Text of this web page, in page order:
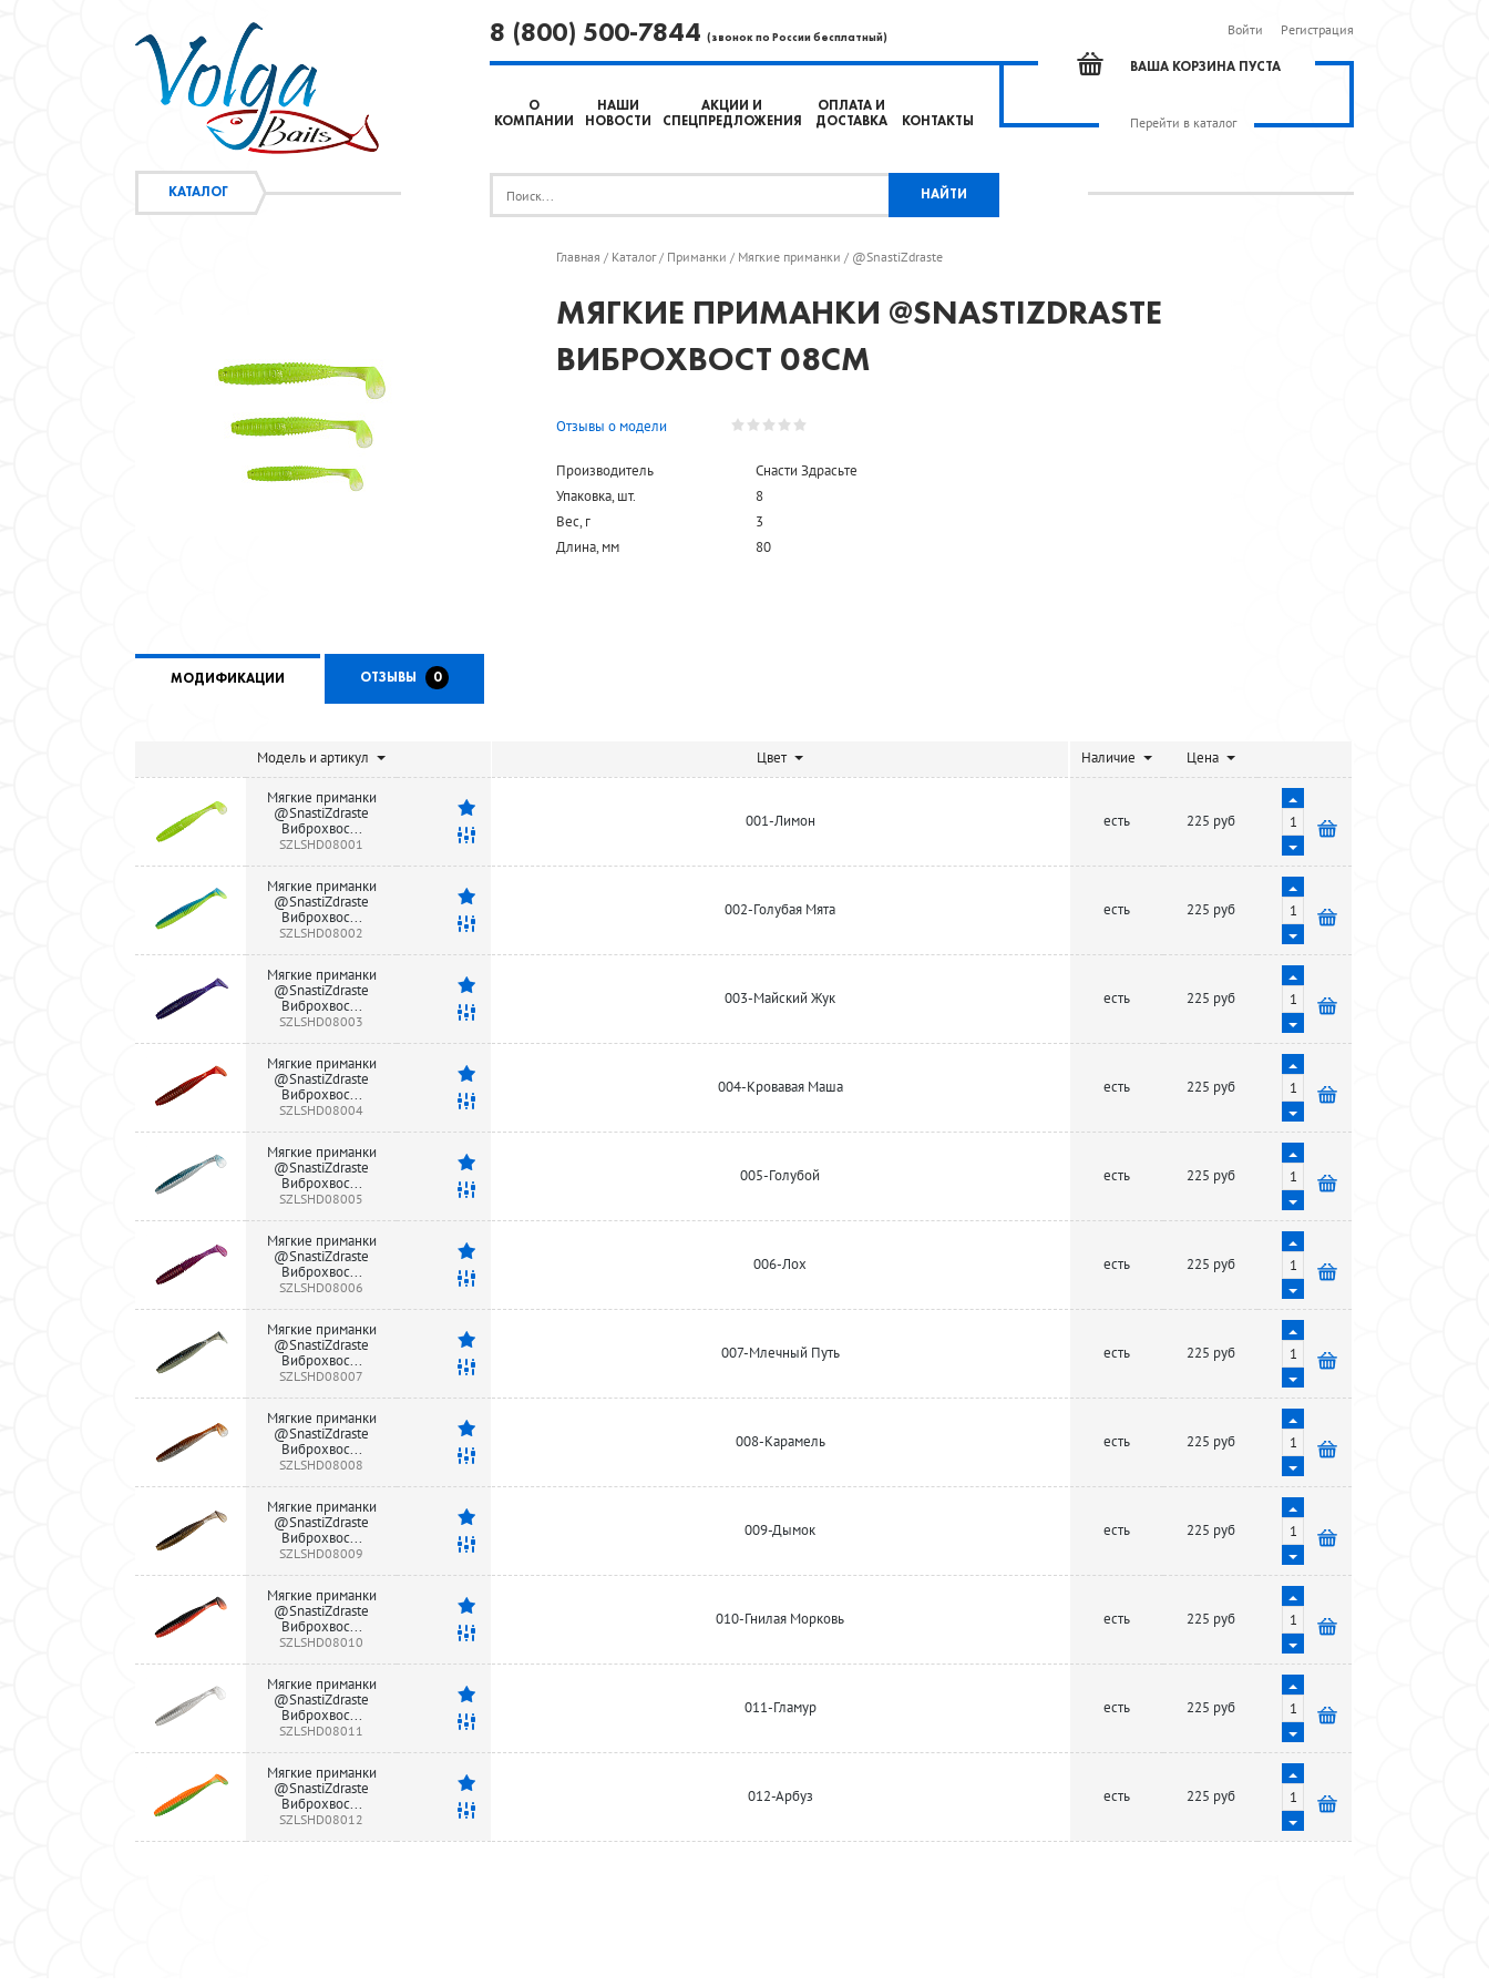
КАТАЛОГ
8 (800) 500-7844 (звонок по России бесплатный) Войти Регистрация
ВАША КОРЗИНА ПУСТА
Перейти в каталог
О
КОМПАНИИ
НАШИ
НОВОСТИ
АКЦИИ И
СПЕЦПРЕДЛОЖЕНИЯ
ОПЛАТА И
ДОСТАВКА
КОНТАКТЫ
Главная / Каталог / Приманки / Мягкие приманки / @SnastiZdraste
МЯГКИЕ ПРИМАНКИ @SNASTIZDRASTE
ВИБРОХВОСТ 08СМ
Отзывы о модели
Производитель
Снасти Здрасьте
Упаковка, шт.
8
Вес, г
3
Длина, мм
80
МОДИФИКАЦИИ ОТЗЫВЫ 0
Модель и артикул
Мягкие приманки
@SnastiZdraste
Виброхвос...
SZLSHD08001
Мягкие приманки
@SnastiZdraste
Виброхвос...
SZLSHD08002
Мягкие приманки
@SnastiZdraste
Виброхвос...
SZLSHD08003
Мягкие приманки
@SnastiZdraste
Виброхвос...
SZLSHD08004
Мягкие приманки
@SnastiZdraste
Виброхвос...
SZLSHD08005
Мягкие приманки
@SnastiZdraste
Виброхвос...
SZLSHD08006
Мягкие приманки
@SnastiZdraste
Виброхвос...
SZLSHD08007
Мягкие приманки
@SnastiZdraste
Виброхвос...
SZLSHD08008
Мягкие приманки
@SnastiZdraste
Виброхвос...
SZLSHD08009
Мягкие приманки
@SnastiZdraste
Виброхвос...
SZLSHD08010
Мягкие приманки
@SnastiZdraste
Виброхвос...
SZLSHD08011
Мягкие приманки
@SnastiZdraste
Виброхвос...
SZLSHD08012
Цвет
001-Лимон
002-Голубая Мята
003-Майский Жук
004-Кровавая Маша
005-Голубой
006-Лох
007-Млечный Путь
008-Карамель
009-Дымок
010-Гнилая Морковь
011-Гламур
012-Арбуз
Наличие Цена
есть 225 руб
есть 225 руб
есть 225 руб
есть 225 руб
есть 225 руб
есть 225 руб
есть 225 руб
есть 225 руб
есть 225 руб
есть 225 руб
есть 225 руб
есть 225 руб